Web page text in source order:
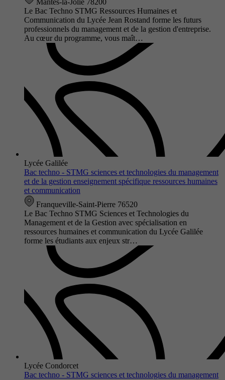
Le Bac Techno STMG Ressources Humaines et
Communication du Lycée Jean Rostand forme les futurs
professionnels du management et de la gestion d'entreprise.
Au cœur du programme, vous maît…
Lycée Galilée
Bac techno - STMG sciences et technologies du management
et de la gestion enseignement spécifique ressources humaines
et communication
Franqueville-Saint-Pierre 76520
Le Bac Techno STMG Sciences et Technologies du
Management et de la Gestion avec spécialisation en
ressources humaines et communication du Lycée Galilée
forme les étudiants aux enjeux str…
Lycée Condorcet
Bac techno - STMG sciences et technologies du management